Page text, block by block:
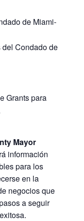
de Miami-
Condado de
Grants para
Mayor
información
para los
en la
negocios que
a seguir